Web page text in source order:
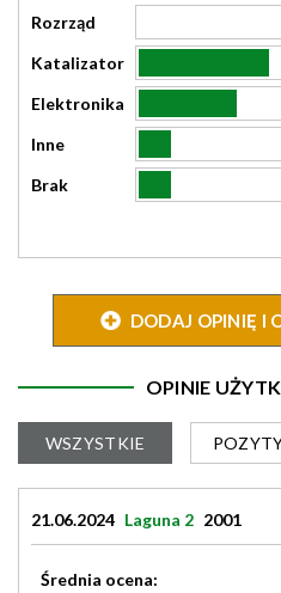
Rozrząd
Katalizator
Elektronika
Inne
Brak
DODAJ OPINIĘ I
OPINIE
WSZYSTKIE
21.06.2024 Laguna 2 2001
Średnia ocena: